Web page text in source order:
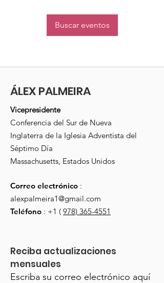
Buscar eventos
ÁLEX PALMEIRA
Vicepresidente
Conferencia del Sur de Nueva
Inglaterra de la Iglesia Adventista del
Séptimo Día
Massachusetts, Estados Unidos
Correo electrónico :
alexpalmeira1@gmail.com
Teléfono : +1 ( 978) 365-4551
Reciba actualizaciones
mensuales
Escriba su correo electrónico aquí